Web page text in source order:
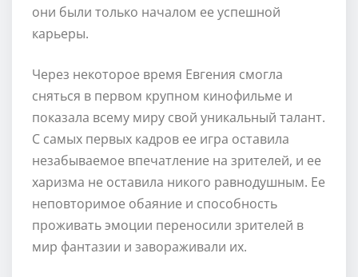
они были только началом ее успешной
карьеры.
Через некоторое время Евгения смогла
сняться в первом крупном кинофильме и
показала всему миру свой уникальный талант.
С самых первых кадров ее игра оставила
незабываемое впечатление на зрителей, и ее
харизма не оставила никого равнодушным. Ее
неповторимое обаяние и способность
проживать эмоции переносили зрителей в
мир фантазии и завораживали их.